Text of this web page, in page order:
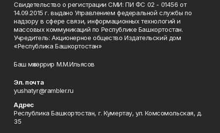
Свидетельство о регистрации СМИ: ПИ ФС 02 - 01456 от
14.09.2015 г. выдано Управлением федеральной службы по
надзору в сфере связи, информационных технологий и
массовых коммуникаций по Республике Башкортостан.
Учредитель: Акционерное общество Издательский дом
«Республика Башкортостан»
Баш мөхәррир М.М.Ильясов
Эл. почта
yushatyr@rambler.ru
Адрес
Республика Башкортостан, г. Кумертау, ул. Комсомольская, д.
35